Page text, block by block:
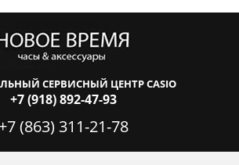
СЕРВИСНЫЙ ЦЕНТР CASIO
+7 (918) 892-47-93
+7 (863) 311-21-78